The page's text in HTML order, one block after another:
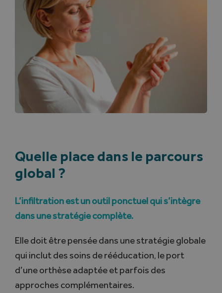
Quelle place dans le parcours
global ?
L’infiltration est un outil ponctuel qui s’intègre
dans une stratégie complète.
Elle doit être pensée dans une stratégie globale
qui inclut des soins de rééducation, le port
d’une orthèse adaptée et parfois des
approches complémentaires.